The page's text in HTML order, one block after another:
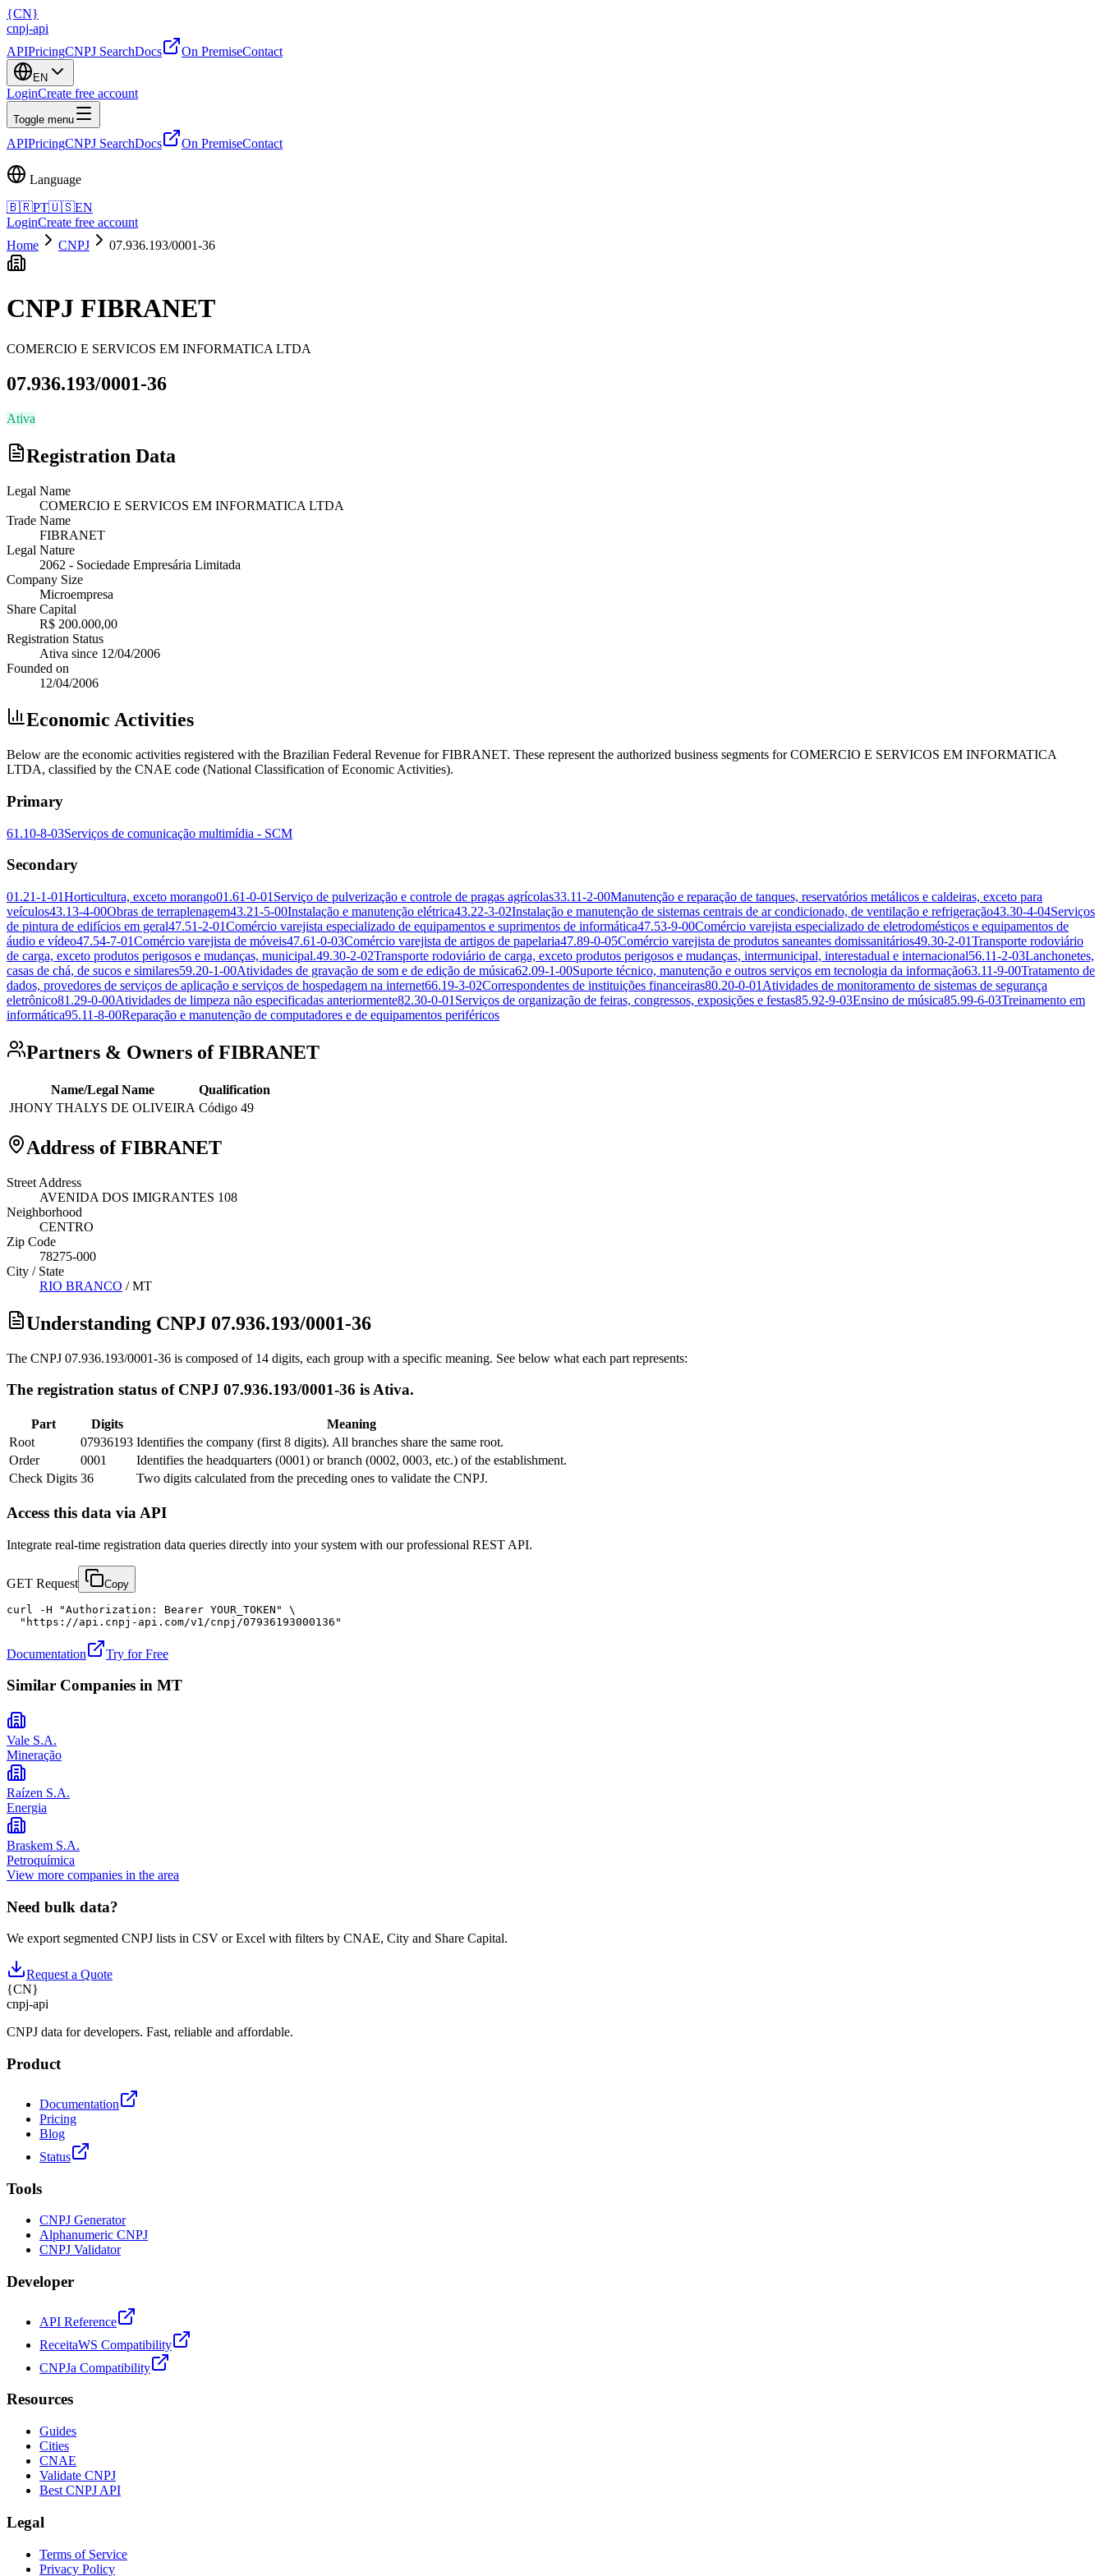
{CN}
cnpj-api
APIPricingCNPJ SearchDocs On PremiseContact
EN
LoginCreate free account
Toggle menu
APIPricingCNPJ SearchDocs On PremiseContact
Language
🇧🇷PT🇺🇸EN
LoginCreate free account
Home
CNPJ 07.936.193/0001-36
CNPJ FIBRANET
COMERCIO E SERVICOS EM INFORMATICA LTDA
07.936.193/0001-36
Ativa
Registration Data
Legal Name
COMERCIO E SERVICOS EM INFORMATICA LTDA
Trade Name
FIBRANET
Legal Nature
2062 - Sociedade Empresária Limitada
Company Size
Microempresa
Share Capital
R$ 200.000,00
Registration Status
Ativa since 12/04/2006
Founded on
12/04/2006
Economic Activities
Below are the economic activities registered with the Brazilian Federal Revenue for FIBRANET. These represent the authorized business segments for COMERCIO E SERVICOS EM INFORMATICA
LTDA, classified by the CNAE code (National Classification of Economic Activities).
Primary
61.10-8-03Serviços de comunicação multimídia - SCM
Secondary
01.21-1-01Horticultura, exceto morango01.61-0-01 Serviço de pulverização e controle de pragas agrícolas33.11-2-00Manutenção e reparação de tanques, reservatórios metálicos e caldeiras, exceto para
veículos43.13-4-00Obras de terraplenagem43.21-5-00Instalação e manutenção elétrica43.22-3-02Instalação e manutenção de sistemas centrais de ar condicionado, de ventilação e refrigeração43.30-4-04Serviços
de pintura de edifícios em geral47.51-2-01Comércio varejista especializado de equipamentos e suprimentos de informática47.53-9-00Comércio varejista especializado de eletrodomésticos e equipamentos de
áudio e vídeo47.54-7-01Comércio varejista de móveis47.61-0-03Comércio varejista de artigos de papelaria47.89-0-05Comércio varejista de produtos saneantes domissanitários49.30-2-01Transporte rodoviário
de carga, exceto produtos perigosos e mudanças, municipal.49.30-2-02Transporte rodoviário de carga, exceto produtos perigosos e mudanças, intermunicipal, interestadual e internacional56.11-2-03Lanchonetes,
casas de chá, de sucos e similares59.20-1-00Atividades de gravação de som e de edição de música62.09-1-00Suporte técnico, manutenção e outros serviços em tecnologia da informação63.11-9-00Tratamento de
dados, provedores de serviços de aplicação e serviços de hospedagem na internet66.19-3-02Correspondentes de instituições financeiras80.20-0-01 Atividades de monitoramento de sistemas de segurança
eletrônico81.29-0-00Atividades de limpeza não especificadas anteriormente82.30-0-01 Serviços de organização de feiras, congressos, exposições e festas85.92-9-03Ensino de música85.99-6-03Treinamento em
informática95.11-8-00Reparação e manutenção de computadores e de equipamentos periféricos
Partners & Owners of FIBRANET
Name/Legal Name
Qualification
JHONY THALYS DE OLIVEIRA Código 49
Address of FIBRANET
Street Address
AVENIDA DOS IMIGRANTES 108
Neighborhood
CENTRO
Zip Code
78275-000
City / State
RIO BRANCO /MT
Understanding CNPJ 07.936.193/0001-36
The CNPJ 07.936.193/0001-36 is composed of 14 digits, each group with a specific meaning. See below what each part represents:
The registration status of CNPJ 07.936.193/0001-36 is Ativa.
Part Digits
Meaning
Root
07936193 Identifies the company (first 8 digits). All branches share the same root.
Order
0001
Identifies the headquarters (0001) or branch (0002, 0003, etc.) of the establishment.
Check Digits 36 Two digits calculated from the preceding ones to validate the CNPJ.
Access this data via API
Integrate real-time registration data queries directly into your system with our professional REST API.
GET Request Copy
curl -H "Authorization: Bearer YOUR_TOKEN" \
  "https://api.cnpj-api.com/v1/cnpj/07936193000136"
Documentation Try for Free
Similar Companies in MT
Vale S.A.
Mineração
Raízen S.A.
Energia
Braskem S.A.
Petroquímica
View more companies in the area
Need bulk data?
We export segmented CNPJ lists in CSV or Excel with filters by CNAE, City and Share Capital.
Request a Quote
{CN}
cnpj-api
CNPJ data for developers. Fast, reliable and affordable.
Product
Documentation
Pricing
Blog
Status
Tools
CNPJ Generator
Alphanumeric CNPJ
CNPJ Validator
Developer
API Reference
ReceitaWS Compatibility
CNPJa Compatibility
Resources
Guides
Cities
CNAE
Validate CNPJ
Best CNPJ API
Legal
Terms of Service
Privacy Policy